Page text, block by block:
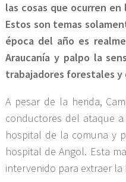
las cosas que ocurren
Estos son temas
época del año es
Araucanía y palpo la
trabajadores forestales y
A pesar de la herida,
conductores del ataque
hospital de la comuna y
hospital de Angol. Esta
intervenido para extraer